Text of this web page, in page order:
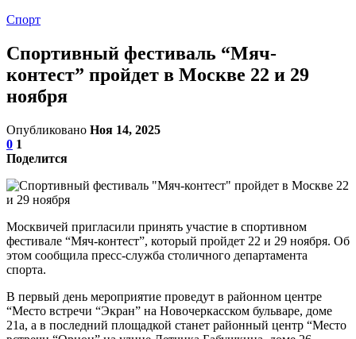
Спорт
Спортивный фестиваль “Мяч-
контест” пройдет в Москве 22 и 29
ноября
Опубликовано Ноя 14, 2025
0 1
Поделится
Москвичей пригласили принять участие в спортивном
фестивале “Мяч-контест”, который пройдет 22 и 29 ноября. Об
этом сообщила пресс-служба столичного департамента
спорта.
В первый день мероприятие проведут в районном центре
“Место встречи “Экран” на Новочеркасском бульваре, доме
21а, а в последний площадкой станет районный центр “Место